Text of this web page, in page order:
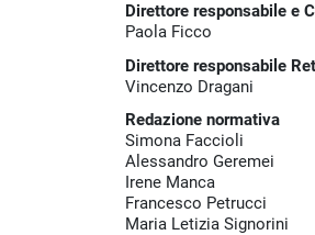
Direttore responsabile e
Paola Ficco
Direttore responsabile
Vincenzo Dragani
Redazione normativa
Simona Faccioli
Alessandro Geremei
Irene Manca
Francesco Petrucci
Maria Letizia Signorini